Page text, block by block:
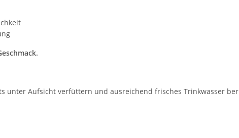
unter Aufsicht verfüttern und ausreichend frisches Trinkwasser